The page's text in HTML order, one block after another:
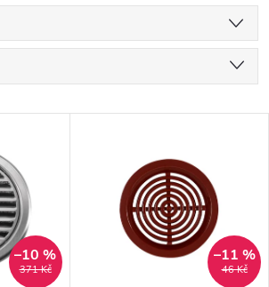
371 Kč
–10 %
46 Kč
–11 %